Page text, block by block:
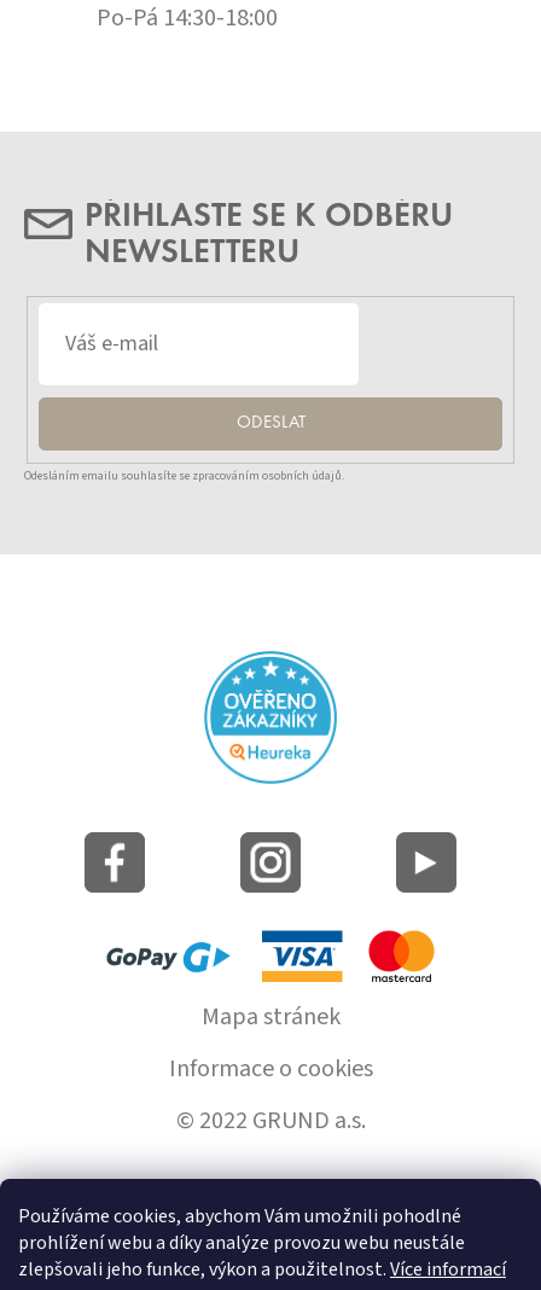
Používáme cookies, abychom Vám umožnili pohodlné
prohlížení webu a díky analýze provozu webu neustále
zlepšovali jeho funkce, výkon a použitelnost.Více informací
Po-Pá 14:30-18:00
PŘIHLASTE SE K ODBĚRU
NEWSLETTERU
ODESLAT
Odesláním emailu souhlasíte se zpracováním osobních údajů.
Mapa stránek
Informace o cookies
© 2022 GRUND a.s.
Vytvořil Shoptet